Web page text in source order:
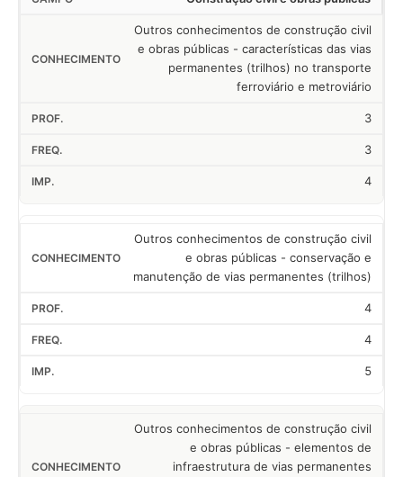
Outros conhecimentos de construção civil
e obras públicas - características das vias
permanentes (trilhos) no transporte
ferroviário e metroviário
3
3
4
Outros conhecimentos de construção civil
e obras públicas - conservação e
manutenção de vias permanentes (trilhos)
4
4
5
Outros conhecimentos de construção civil
e obras públicas - elementos de
infraestrutura de vias permanentes